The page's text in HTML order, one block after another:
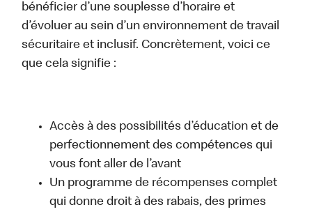
bénéficier d’une souplesse d’horaire et
d’évoluer au sein d’un environnement de travail
sécuritaire et inclusif. Concrètement, voici ce
que cela signifie :
Accès à des possibilités d’éducation et de
perfectionnement des compétences qui
vous font aller de l’avant
Un programme de récompenses complet
qui donne droit à des rabais, des primes